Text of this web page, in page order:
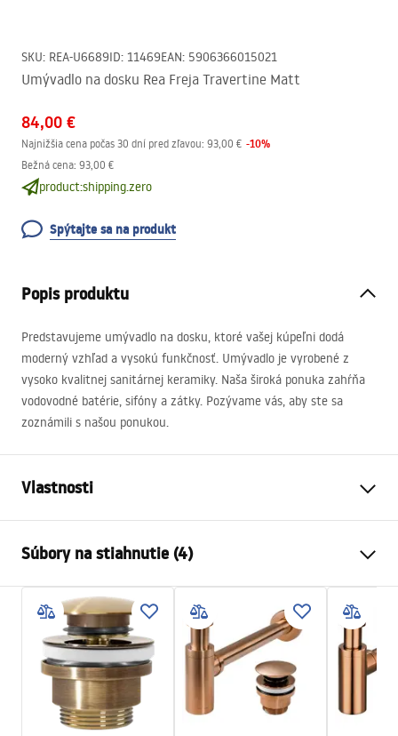
SKU: REA-U6689ID: 11469EAN: 5906366015021
Umývadlo na dosku Rea Freja Travertine Matt
84,00 €
Najnižšia cena počas 30 dní pred zľavou: 93,00 € -10%
Bežná cena: 93,00 €
product:shipping.zero
Spýtajte sa na produkt
Popis produktu
Predstavujeme umývadlo na dosku, ktoré vašej kúpeľni dodá
moderný vzhľad a vysokú funkčnosť. Umývadlo je vyrobené z
vysoko kvalitnej sanitárnej keramiky. Naša široká ponuka zahŕňa
vodovodné batérie, sifóny a zátky. Pozývame vás, aby ste sa
zoznámili s našou ponukou.
Vlastnosti
Materiál
Farba
Imitácia kameňa
Prevedenie
Matný
Dĺžka
510mm
Šírka
395
Výška
140
Súbory na stiahnutie (4)
Návod na montáž
Basin.pdf
Karta produktu
UMYWALKA FREJA BEIGE - NABLATOWA.pdf